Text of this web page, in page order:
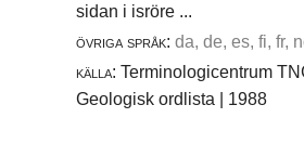
sidan i isröre ...
övriga språk: da, de, es, fi, fr,
källa: Terminologicentrum
Geologisk ordlista | 1988